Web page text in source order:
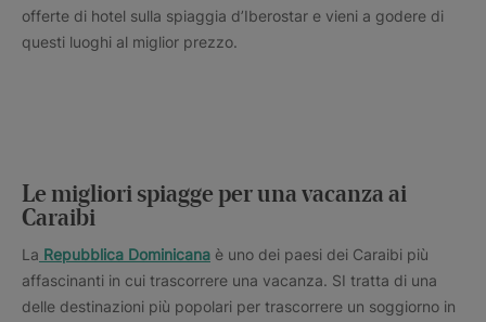
offerte di hotel sulla spiaggia d’Iberostar e vieni a godere di
questi luoghi al miglior prezzo.
Le migliori spiagge per una vacanza ai
Caraibi
La Repubblica Dominicana è uno dei paesi dei Caraibi più
affascinanti in cui trascorrere una vacanza. SI tratta di una
delle destinazioni più popolari per trascorrere un soggiorno in